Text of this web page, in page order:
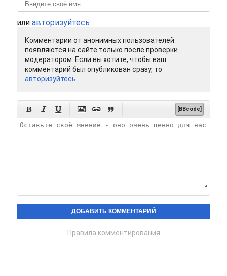
или авторизуйтесь
Комментарии от анонимных пользователей
появляются на сайте только после проверки
модератором. Если вы хотите, чтобы ваш
комментарий был опубликован сразу, то
авторизуйтесь
      [BBcode]
Правила комментирования